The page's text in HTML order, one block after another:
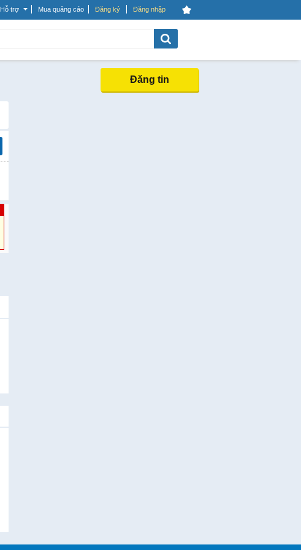
Hỗ trợ Mua quảng cáo Đăng ký Đăng nhập
Đăng tin